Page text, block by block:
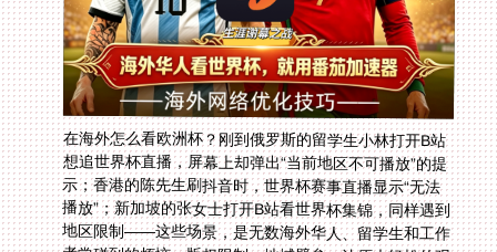
在海外怎么看欧洲杯？刚到俄罗斯的留学生小林打开B站
想追世界杯直播，屏幕上却弹出“当前地区不可播放”的提
示；香港的陈先生刷抖音时，世界杯赛事直播显示“无法
播放”；新加坡的张女士打开B站看世界杯集锦，同样遇到
地区限制——这些场景，是无数海外华人、留学生和工作
者常碰到的烦恼。版权限制、地域壁垒，让原本轻松的观
赛变成了难题。别急，这篇指南将告诉你如何通过回国加
速器突破限制，流畅观看国内平台的体育赛事和电视节